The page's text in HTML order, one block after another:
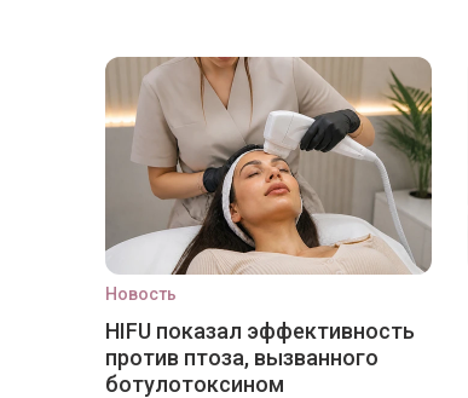
Новость
HIFU показал эффективность
против птоза, вызванного
ботулотоксином